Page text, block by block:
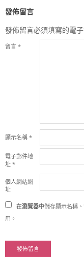
發佈留言
發佈留言必須填寫的電
留言 *
顯示名稱 *
電子郵件地
址 *
個人網站網
址
在瀏覽器中儲存顯示名稱
用。